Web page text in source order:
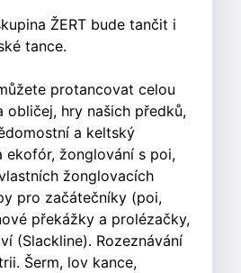
ŽERT bude tančit i
tance.
protancovat celou
obličej, hry našich předků,
a keltský
ekofór, žonglování s poi,
žonglovacích
pro začátečníky (poi,
překážky a prolézačky,
(Slackline). Rozeznávání
Šerm, lov kance,